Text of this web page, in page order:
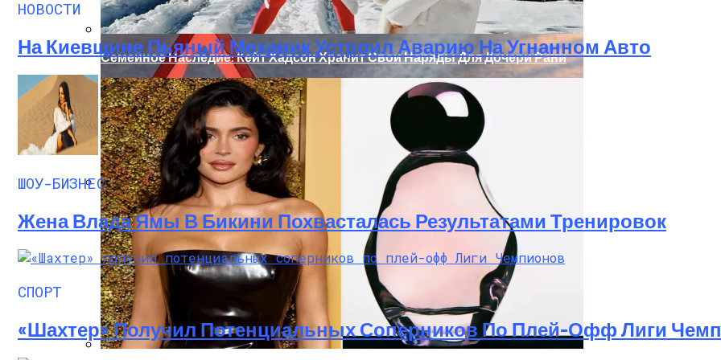
«Морковное» ДТП На Трассе Одесса-Николаев: Столкнулись Два Грузовика
Семейное Наследие: Кейт Хадсон Хранит Свои Наряды Для Дочери Рани
НОВОСТИ
На Киевщине Пьяный Механик Устроил Аварию На Угнанном Авто
ШОУ-БИЗНЕС
Жена Влада Ямы В Бикини Похвасталась Результатами Тренировок
СПОРТ
«Шахтер» Получил Потенциальных Соперников По Плей-Офф Лиги